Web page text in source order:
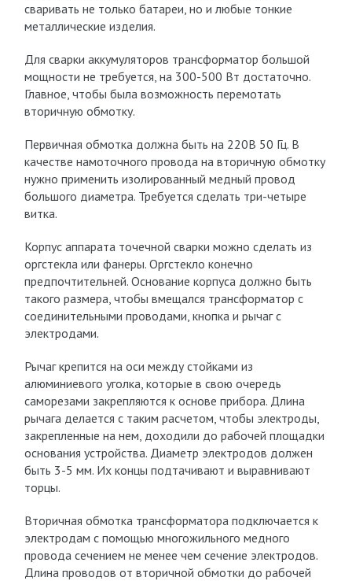
сваривать не только батареи, но и любые тонкие
металлические изделия.
Для сварки аккумуляторов трансформатор большой
мощности не требуется, на 300-500 Вт достаточно.
Главное, чтобы была возможность перемотать
вторичную обмотку.
Первичная обмотка должна быть на 220В 50 Гц. В
качестве намоточного провода на вторичную обмотку
нужно применить изолированный медный провод
большого диаметра. Требуется сделать три-четыре
витка.
Корпус аппарата точечной сварки можно сделать из
оргстекла или фанеры. Оргстекло конечно
предпочтительней. Основание корпуса должно быть
такого размера, чтобы вмещался трансформатор с
соединительными проводами, кнопка и рычаг с
электродами.
Рычаг крепится на оси между стойками из
алюминиевого уголка, которые в свою очередь
саморезами закрепляются к основе прибора. Длина
рычага делается с таким расчетом, чтобы электроды,
закрепленные на нем, доходили до рабочей площадки
основания устройства. Диаметр электродов должен
быть 3-5 мм. Их концы подтачивают и выравнивают
торцы.
Вторичная обмотка трансформатора подключается к
электродам с помощью многожильного медного
провода сечением не менее чем сечение электродов.
Длина проводов от вторичной обмотки до рабочей